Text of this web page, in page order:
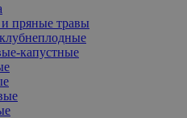
и пряные травы
капустные